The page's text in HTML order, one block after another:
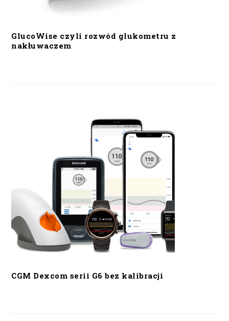
GlucoWise czyli rozwód glukometru z
nakłuwaczem
CGM Dexcom serii G6 bez kalibracji